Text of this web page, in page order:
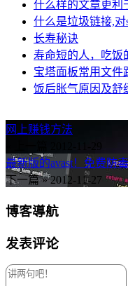
什么样的文章更利
什么是垃圾链接,对
长寿秘诀
寿命短的人，吃饭
宝塔面板常用文件
饭后胀气原因及舒
网上赚钱方法
2012-11-29
最新版的avast！免费防
下一篇 » 2012-11-27
博客導航
发表评论